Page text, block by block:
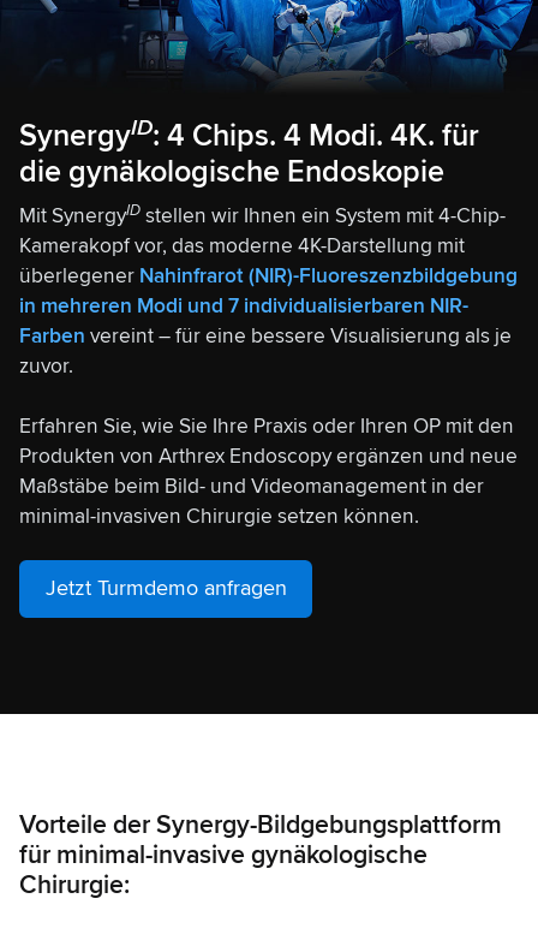
SynergyID: 4 Chips. 4 Modi. 4K. für
die gynäkologische Endoskopie
Mit SynergyID stellen wir Ihnen ein System mit 4-Chip-
Kamerakopf vor, das moderne 4K-Darstellung mit
überlegener Nahinfrarot (NIR)-Fluoreszenzbildgebung
in mehreren Modi und 7 individualisierbaren NIR-
Farben vereint – für eine bessere Visualisierung als je
zuvor.
Erfahren Sie, wie Sie Ihre Praxis oder Ihren OP mit den
Produkten von Arthrex Endoscopy ergänzen und neue
Maßstäbe beim Bild- und Videomanagement in der
minimal-invasiven Chirurgie setzen können.
Jetzt Turmdemo anfragen
Vorteile der Synergy-Bildgebungsplattform
für minimal-invasive gynäkologische
Chirurgie: